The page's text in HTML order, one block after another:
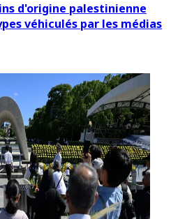
d'origine palestinienne
véhiculés par les médias